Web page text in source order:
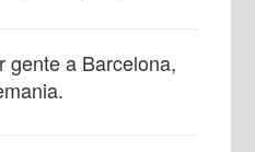
a Barcelona,